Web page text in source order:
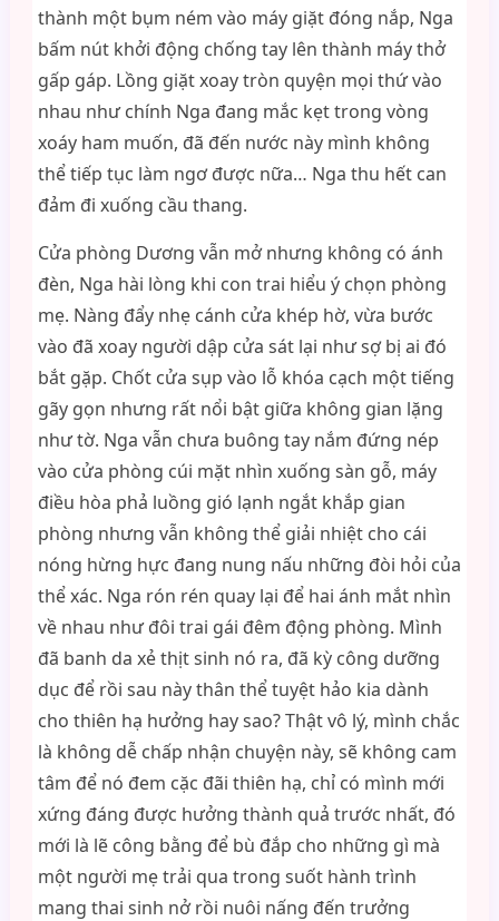
thành một bụm ném vào máy giặt đóng nắp, Nga
bấm nút khởi động chống tay lên thành máy thở
gấp gáp. Lồng giặt xoay tròn quyện mọi thứ vào
nhau như chính Nga đang mắc kẹt trong vòng
xoáy ham muốn, đã đến nước này mình không
thể tiếp tục làm ngơ được nữa… Nga thu hết can
đảm đi xuống cầu thang.
Cửa phòng Dương vẫn mở nhưng không có ánh
đèn, Nga hài lòng khi con trai hiểu ý chọn phòng
mẹ. Nàng đẩy nhẹ cánh cửa khép hờ, vừa bước
vào đã xoay người dập cửa sát lại như sợ bị ai đó
bắt gặp. Chốt cửa sụp vào lỗ khóa cạch một tiếng
gãy gọn nhưng rất nổi bật giữa không gian lặng
như tờ. Nga vẫn chưa buông tay nắm đứng nép
vào cửa phòng cúi mặt nhìn xuống sàn gỗ, máy
điều hòa phả luồng gió lạnh ngắt khắp gian
phòng nhưng vẫn không thể giải nhiệt cho cái
nóng hừng hực đang nung nấu những đòi hỏi của
thể xác. Nga rón rén quay lại để hai ánh mắt nhìn
về nhau như đôi trai gái đêm động phòng. Mình
đã banh da xẻ thịt sinh nó ra, đã kỳ công dưỡng
dục để rồi sau này thân thể tuyệt hảo kia dành
cho thiên hạ hưởng hay sao? Thật vô lý, mình chắc
là không dễ chấp nhận chuyện này, sẽ không cam
tâm để nó đem cặc đãi thiên hạ, chỉ có mình mới
xứng đáng được hưởng thành quả trước nhất, đó
mới là lẽ công bằng để bù đắp cho những gì mà
một người mẹ trải qua trong suốt hành trình
mang thai sinh nở rồi nuôi nấng đến trưởng